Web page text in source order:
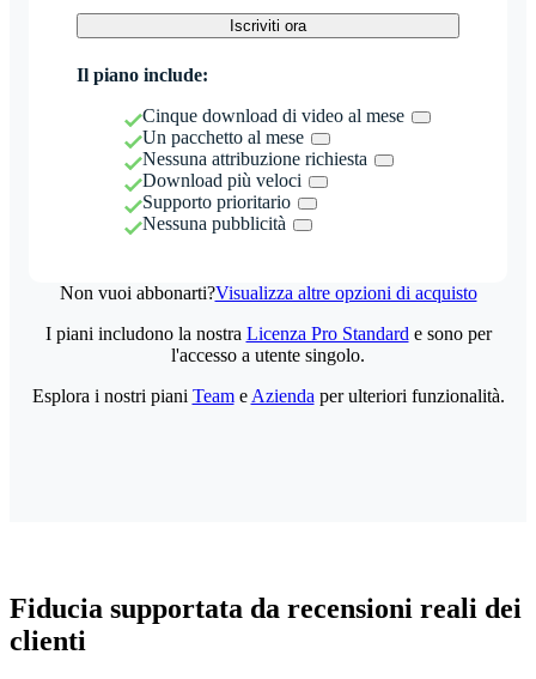
Iscriviti ora
Il piano include:
Cinque download di video al mese
Un pacchetto al mese
Nessuna attribuzione richiesta
Download più veloci
Supporto prioritario
Nessuna pubblicità
Non vuoi abbonarti?Visualizza altre opzioni di acquisto
I piani includono la nostra Licenza Pro Standard e sono per
l'accesso a utente singolo.
Esplora i nostri piani Teame Azienda per ulteriori funzionalità.
Fiducia supportata da recensioni reali dei
clienti